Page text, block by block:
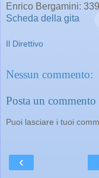
Enrico Bergamini:
Scheda della gita
Il Direttivo
Nessun commento:
Posta un commento
Puoi lasciare i tuoi
‹